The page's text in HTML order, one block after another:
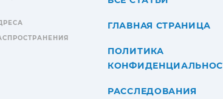
ГЛАВНАЯ СТРАНИЦА
ПОЛИТИКА
РАССЛЕДОВАНИЯ